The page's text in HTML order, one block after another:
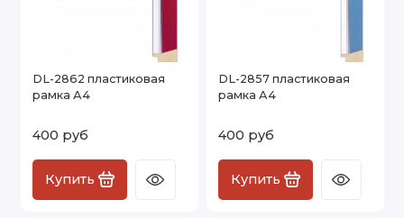
DL-2862 пластиковая
рамка А4
400 руб
Купить
DL-2857 пластиковая
рамка А4
400 руб
Купить